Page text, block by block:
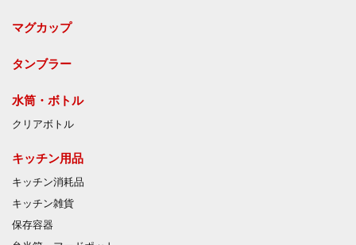
マグカップ
タンブラー
水筒・ボトル
クリアボトル
キッチン用品
キッチン消耗品
キッチン雑貨
保存容器